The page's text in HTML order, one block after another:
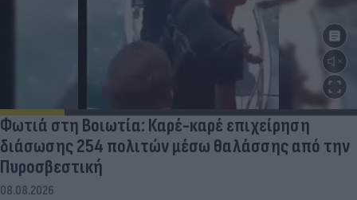
Φωτιά στη Βοιωτία: Καρέ-καρέ επιχείρηση
διάσωσης 254 πολιτών μέσω θαλάσσης από την
Πυροσβεστική
08.08.2026